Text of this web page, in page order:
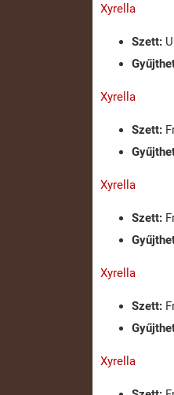
Xyrella
Szett:
Xyrella
Szett:
Xyrella
Szett:
Xyrella
Szett:
Xyrella